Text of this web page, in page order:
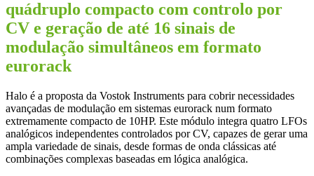
quádruplo compacto com controlo por
CV e geração de até 16 sinais de
modulação simultâneos em formato
eurorack
Halo é a proposta da Vostok Instruments para cobrir necessidades
avançadas de modulação em sistemas eurorack num formato
extremamente compacto de 10HP. Este módulo integra quatro LFOs
analógicos independentes controlados por CV, capazes de gerar uma
ampla variedade de sinais, desde formas de onda clássicas até
combinações complexas baseadas em lógica analógica.